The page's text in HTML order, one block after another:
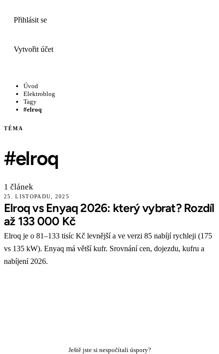
Přihlásit se
Vytvořit účet
Úvod
Elektroblog
Tagy
#elroq
TÉMA
#elroq
1 článek
25. LISTOPADU, 2025
Elroq vs Enyaq 2026: který vybrat? Rozdíl
až 133 000 Kč
Elroq je o 81–133 tisíc Kč levnější a ve verzi 85 nabíjí rychleji (175
vs 135 kW). Enyaq má větší kufr. Srovnání cen, dojezdu, kufru a
nabíjení 2026.
Ještě jste si nespočítali úspory?